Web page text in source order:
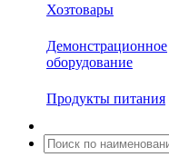
Хозтовары
Демонстрационное
оборудование
Продукты питания